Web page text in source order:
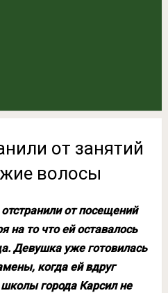
от занятий
волосы
от посещений
на то что ей оставалось
Девушка уже готовилась
когда ей вдруг
города Карсил не